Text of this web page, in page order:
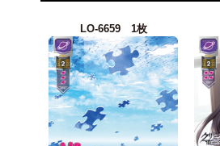
LO-6659 1枚